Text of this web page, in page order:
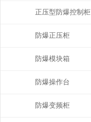
正压型防爆控制柜
防爆正压柜
防爆模块箱
防爆操作台
防爆变频柜